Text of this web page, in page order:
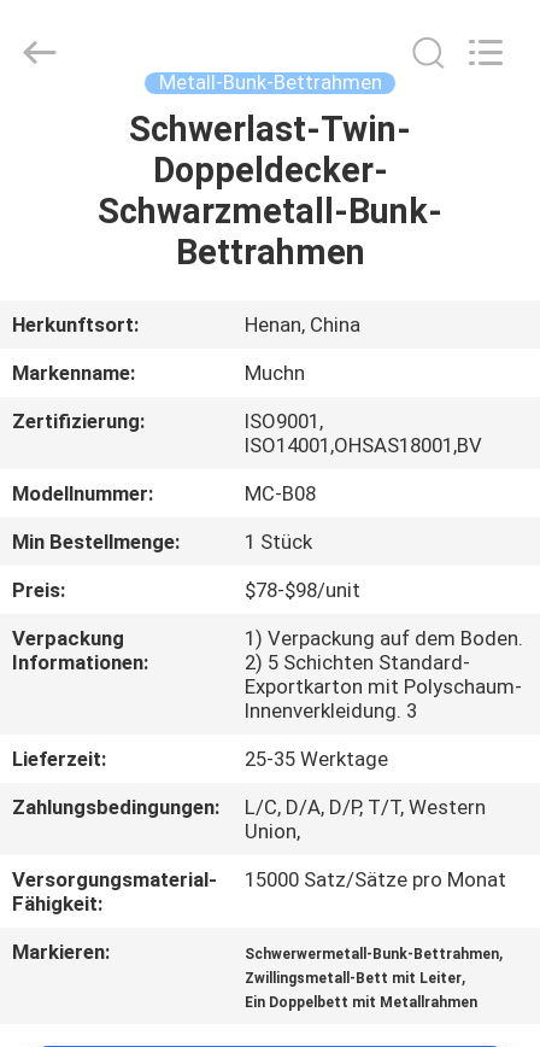
PRODUKTE
UNS
AUSFLUG
TRETEN
SIE
MIT
IN
VERBINDUNG
NACHRICHTEN
FORDERN
EIN
Rights
Reserved.
Metall-Bunk-Bettrahmen
Schwerlast-Twin-
Doppeldecker-
Schwarzmetall-Bunk-
Bettrahmen
Herkunftsort:
Henan, China
Markenname:
Muchn
Zertifizierung:
ISO9001,
ISO14001,OHSAS18001,BV
Modellnummer:
MC-B08
Min Bestellmenge:
1 Stück
Preis:
$78-$98/unit
Verpackung
Informationen:
1) Verpackung auf dem Boden.
2) 5 Schichten Standard-
Exportkarton mit Polyschaum-
Innenverkleidung. 3
Lieferzeit:
25-35 Werktage
Zahlungsbedingungen:
L/C, D/A, D/P, T/T, Western
Union,
Versorgungsmaterial-
Fähigkeit:
15000 Satz/Sätze pro Monat
Markieren: Schwerwermetall-Bunk-Bettrahmen,
Zwillingsmetall-Bett mit Leiter,
Ein Doppelbett mit Metallrahmen